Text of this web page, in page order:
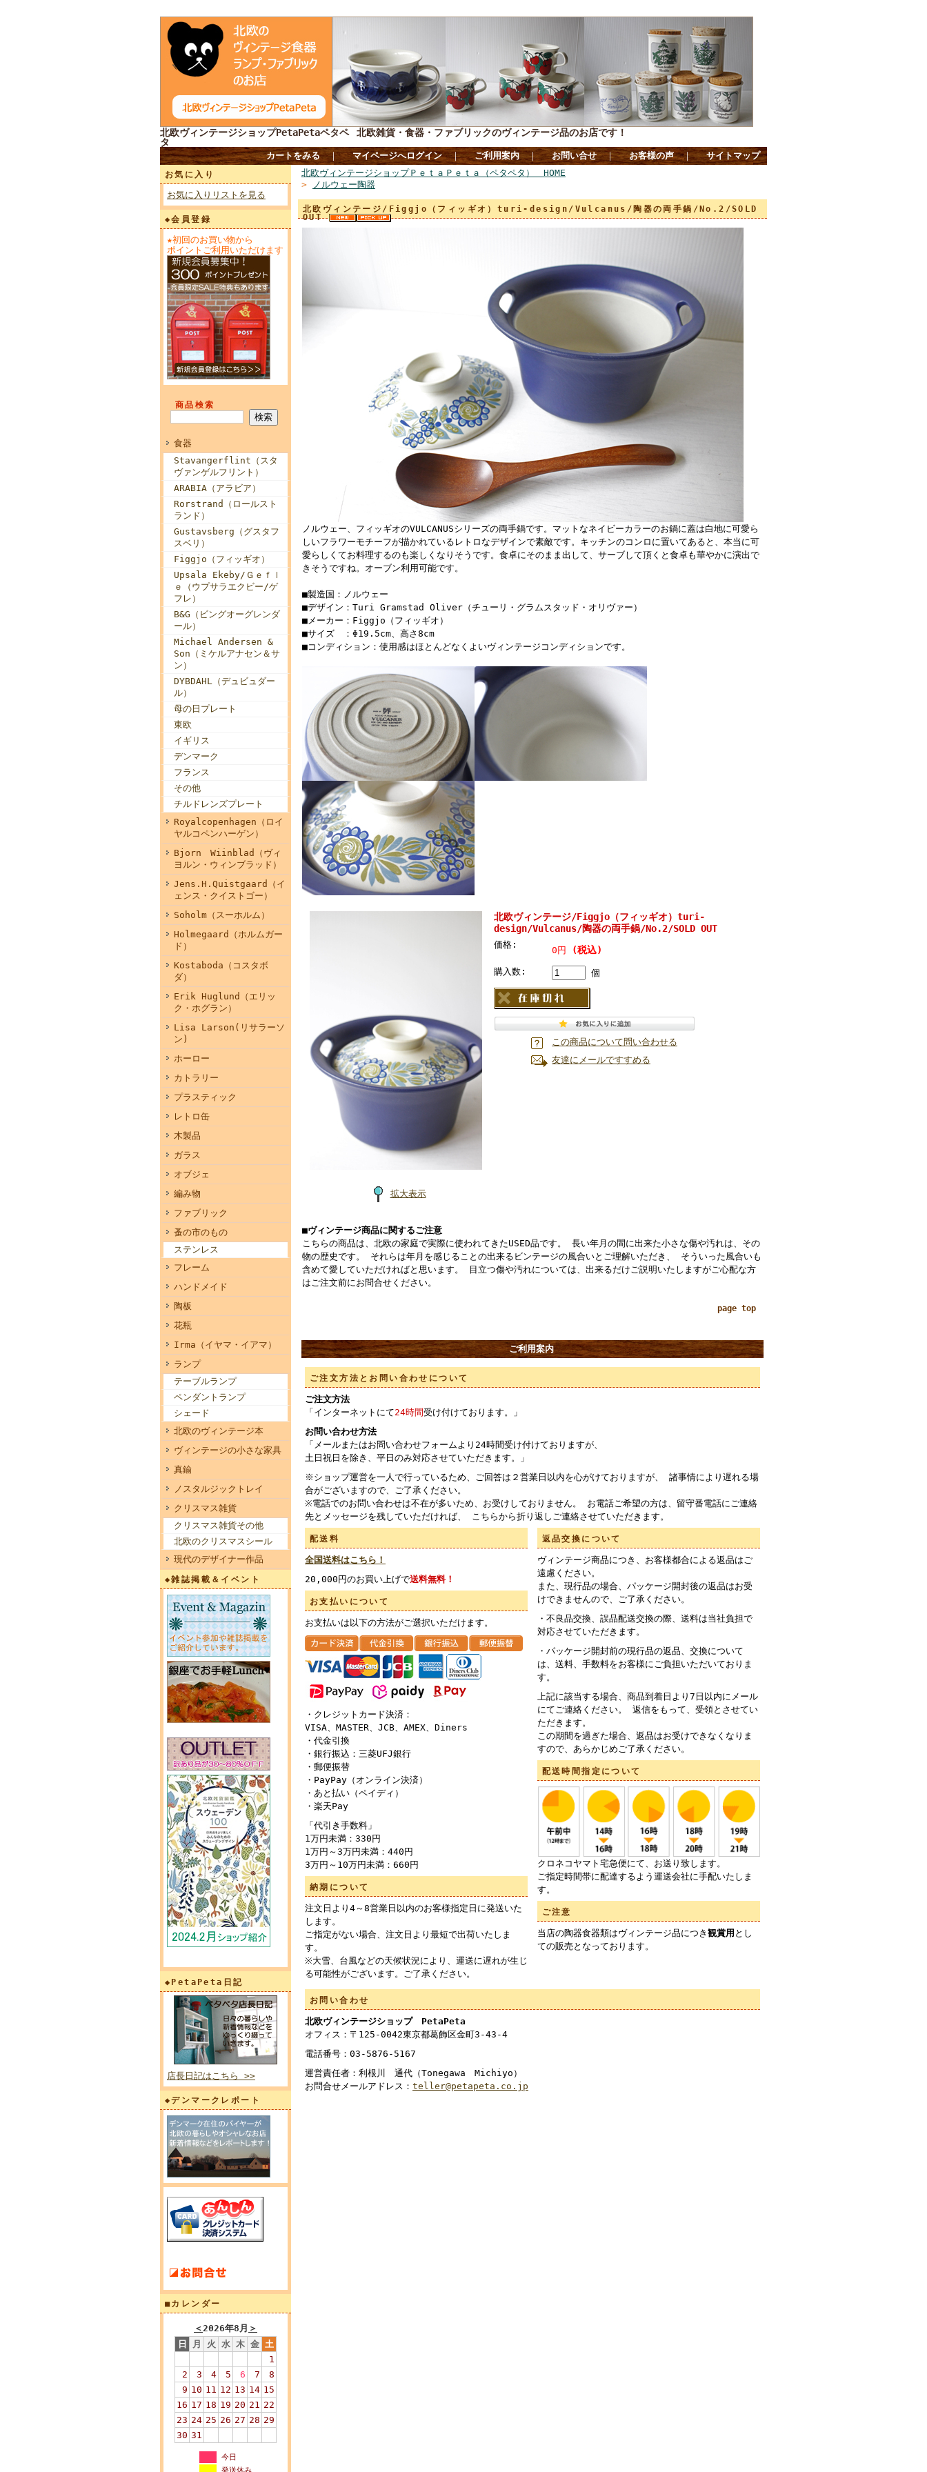
北欧ヴィンテージショップPetaPetaペタペ
タ
北欧雑貨・食器・ファブリックのヴィンテージ品のお店です！
カートをみる ｜ マイページへログイン ｜ ご利用案内 ｜ お問い合せ ｜ お客様の声 ｜ サイトマップ
お気に入り
お気に入りリストを見る
◆会員登録
★初回のお買い物から
ポイントご利用いただけます
商品検索
食器
Stavangerflint（スタ
ヴァンゲルフリント）
ARABIA（アラビア）
Rorstrand（ロールスト
ランド）
Gustavsberg（グスタフ
スベリ）
Figgjo（フィッギオ）
Upsala Ekeby/Ｇｅｆｌ
ｅ（ウプサラエクビー/ゲ
フレ）
B&G（ビングオーグレンダ
ール）
Michael Andersen &
Son（ミケルアナセン＆サ
ン）
DYBDAHL（デュビュダー
ル）
母の日プレート
東欧
イギリス
デンマーク
フランス
その他
チルドレンズプレート
Royalcopenhagen（ロイ
ヤルコペンハーゲン）
Bjorn Wiinblad（ヴィ
ヨルン・ウィンブラッド）
Jens.H.Quistgaard（イ
ェンス・クイストゴー）
Soholm（スーホルム）
Holmegaard（ホルムガー
ド）
Kostaboda（コスタボ
ダ）
Erik Huglund（エリッ
ク・ホグラン）
Lisa Larson(リサラーソ
ン)
ホーロー
カトラリー
プラスティック
レトロ缶
木製品
ガラス
オブジェ
編み物
ファブリック
蚤の市のもの
ステンレス
フレーム
ハンドメイド
陶板
花瓶
Irma（イヤマ・イアマ）
ランプ
テーブルランプ
ペンダントランプ
シェード
北欧のヴィンテージ本
ヴィンテージの小さな家具
真鍮
ノスタルジックトレイ
クリスマス雑貨
クリスマス雑貨その他
北欧のクリスマスシール
現代のデザイナー作品
◆雑誌掲載＆イベント
◆PetaPeta日記
店長日記はこちら >>
◆デンマークレポート
■カレンダー
＜2026年8月 ＞
日
月 火 水 木 金 土
1
2
3 4 5 6 7
8
9 10 11 12 13 14 15
16 17 18 19 20 21 22
23 24 25 26 27 28 29
30 31
今日
北欧ヴィンテージショップＰｅｔａＰｅｔａ（ペタペタ） HOME
>
ノルウェー陶器
北欧ヴィンテージ/Figgjo（フィッギオ）turi‐design/Vulcanus/陶器の両手鍋/No.2/SOLD
OUT
ノルウェー、フィッギオのVULCANUSシリーズの両手鍋です。マットなネイビーカラーのお鍋に蓋は白地に可愛ら
しいフラワーモチーフが描かれているレトロなデザインで素敵です。キッチンのコンロに置いてあると、本当に可
愛らしくてお料理するのも楽しくなりそうです。食卓にそのまま出して、サーブして頂くと食卓も華やかに演出で
きそうですね。オーブン利用可能です。
■製造国：ノルウェー
■デザイン：Turi Gramstad Oliver（チューリ・グラムスタッド・オリヴァー）
■メーカー：Figgjo（フィッギオ）
■サイズ ：Φ19.5cm、高さ8cm
■コンディション：使用感はほとんどなくよいヴィンテージコンディションです。
拡大表示
北欧ヴィンテージ/Figgjo（フィッギオ）turi‐
design/Vulcanus/陶器の両手鍋/No.2/SOLD OUT
価格:
0円 (税込)
購入数: 個
この商品について問い合わせる
友達にメールですすめる
■ヴィンテージ商品に関するご注意
こちらの商品は、北欧の家庭で実際に使われてきたUSED品です。 長い年月の間に出来た小さな傷や汚れは、その
物の歴史です。 それらは年月を感じることの出来るビンテージの風合いとご理解いただき、 そういった風合いも
含めて愛していただければと思います。 目立つ傷や汚れについては、出来るだけご説明いたしますがご心配な方
はご注文前にお問合せください。
page top
ご利用案内
ご注文方法とお問い合わせについて
ご注文方法
「インターネットにて24時間受け付けております。」
お問い合わせ方法
「メールまたはお問い合わせフォームより24時間受け付けておりますが、
土日祝日を除き、平日のみ対応させていただきます。」
※ショップ運営を一人で行っているため、ご回答は２営業日以内を心がけておりますが、 諸事情により遅れる場
合がございますので、ご了承ください。
※電話でのお問い合わせは不在が多いため、お受けしておりません。 お電話ご希望の方は、留守番電話にご連絡
先とメッセージを残していただければ、 こちらから折り返しご連絡させていただきます。
配送料
全国送料はこちら！
20,000円のお買い上げで送料無料！
お支払いについて
お支払いは以下の方法がご選択いただけます。
・クレジットカード決済：
VISA、MASTER、JCB、AMEX、Diners
・代金引換
・銀行振込：三菱UFJ銀行
・郵便振替
・PayPay（オンライン決済）
・あと払い（ペイディ）
・楽天Pay
「代引き手数料」
1万円未満：330円
1万円～3万円未満：440円
3万円～10万円未満：660円
納期について
注文日より4～8営業日以内のお客様指定日に発送いた
します。
ご指定がない場合、注文日より最短で出荷いたしま
す。
※大雪、台風などの天候状況により、運送に遅れが生じ
る可能性がございます。ご了承ください。
返品交換について
ヴィンテージ商品につき、お客様都合による返品はご
遠慮ください。
また、現行品の場合、パッケージ開封後の返品はお受
けできませんので、ご了承ください。
・不良品交換、誤品配送交換の際、送料は当社負担で
対応させていただきます。
・パッケージ開封前の現行品の返品、交換について
は、送料、手数料をお客様にご負担いただいておりま
す。
上記に該当する場合、商品到着日より7日以内にメール
にてご連絡ください。 返信をもって、受領とさせてい
ただきます。
この期間を過ぎた場合、返品はお受けできなくなりま
すので、あらかじめご了承ください。
配送時間指定について
クロネコヤマト宅急便にて、お送り致します。
ご指定時間帯に配達するよう運送会社に手配いたしま
す。
ご注意
当店の陶器食器類はヴィンテージ品につき 観賞用 とし
ての販売となっております。
お問い合わせ
北欧ヴィンテージショップ PetaPeta
オフィス：〒125-0042東京都葛飾区金町3-43-4
電話番号：03-5876-5167
運営責任者：利根川 通代（Tonegawa Michiyo）
お問合せメールアドレス： teller@petapeta.co.jp